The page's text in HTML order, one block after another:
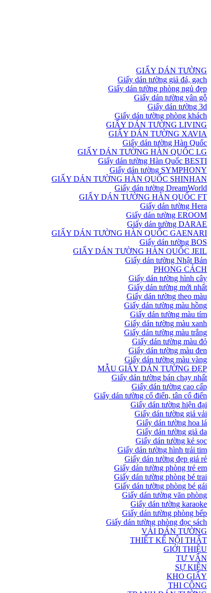
GIẤY DÁN TƯỜNG
Giấy dán tường giả đá, gạch
Giấy dán tường phòng ngủ đẹp
Giấy dán tường vân gỗ
Giấy dán tường 3d
Giấy dán tường phòng khách
GIẤY DÁN TƯỜNG LIVING
GIẤY DÁN TƯỜNG XAVIA
Giấy dán tường Hàn Quốc
GIẤY DÁN TƯỜNG HÀN QUỐC LG
Giấy dán tường Hàn Quốc BESTI
Giấy dán tường SYMPHONY
GIẤY DÁN TƯỜNG HÀN QUỐC SHINHAN
Giấy dán tường DreamWorld
GIẤY DÁN TƯỜNG HÀN QUỐC FT
Giấy dán tường Hera
Giấy dán tường EROOM
Giấy dán tường DARAE
GIẤY DÁN TƯỜNG HÀN QUỐC GAENARI
Giấy dán tường BOS
GIẤY DÁN TƯỜNG HÀN QUỐC JEIL
Giấy dán tường Nhật Bản
PHONG CÁCH
Giấy dán tường hình cây
Giấy dán tường mới nhất
Giấy dán tường theo màu
Giấy dán tường màu hồng
Giấy dán tường màu tím
Giấy dán tường màu xanh
Giấy dán tường màu trắng
Giấy dán tường màu đỏ
Giấy dán tường màu đen
Giấy dán tường màu vàng
MẪU GIẤY DÁN TƯỜNG ĐẸP
Giấy dán tường bán chạy nhất
Giấy dán tường cao cấp
Giấy dán tường cổ điển, tân cổ điển
Giấy dán tường hiện đại
Giấy dán tường giả vải
Giấy dán tường hoa lá
Giấy dán tường giả da
Giấy dán tường kẻ sọc
Giấy dán tường hình trái tim
Giấy dán tường đẹp giá rẻ
Giấy dán tường phòng trẻ em
Giấy dán tường phòng bé trai
Giấy dán tường phòng bé gái
Giấy dán tường văn phòng
Giấy dán tường karaoke
Giấy dán tường phòng bếp
Giấy dán tường phòng đọc sách
VẢI DÁN TƯỜNG
THIẾT KẾ NỘI THẤT
GIỚI THIỆU
TƯ VẤN
SỰ KIỆN
KHO GIẤY
THI CÔNG